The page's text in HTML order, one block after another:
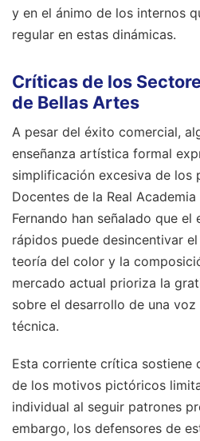
y en el ánimo de los internos
regular en estas dinámicas.
Críticas de los
de Bellas Artes
A pesar del éxito comercial,
enseñanza artística formal
simplificación excesiva de los
Docentes de la Real
Fernando han señalado que
rápidos puede desincentivar
teoría del color y la
mercado actual prioriza la
sobre el desarrollo de una
técnica.
Esta corriente crítica sostiene
de los motivos pictóricos
individual al seguir patrones
embargo, los defensores de